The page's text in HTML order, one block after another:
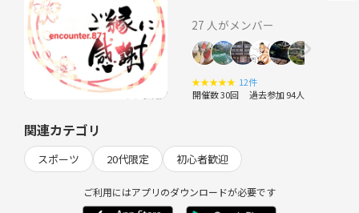
27 人がメンバー
★★★★★ 12件
開催数 30回 過去参加 94人
関連カテゴリ
スポーツ 20代限定 初心者歓迎
ご利用にはアプリのダウンロードが必要です